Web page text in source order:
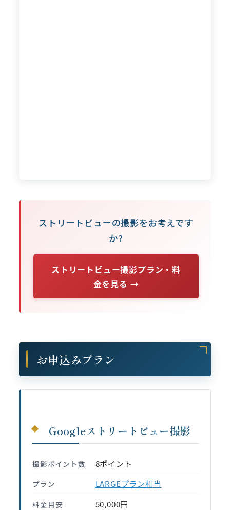
ストリートビューの撮影をお考えです
か?
ストリートビュー撮影プラン・料
金を見る →
お申込みプラン
Googleストリートビュー撮影
撮影ポイント数 8ポイント
プラン LARGEプラン相当
料金目安 50,000円